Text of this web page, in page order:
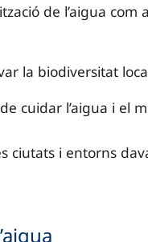
de l’aigua com
la biodiversitat
cuidar l’aigua i el
ciutats i entorns